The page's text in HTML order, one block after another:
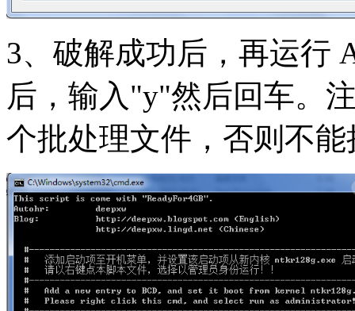
3、破解成功后，再运行
后，输入"y"然后回车。
个批处理文件，否则不